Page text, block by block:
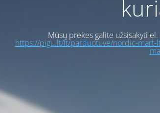
Mūsų prekes galite užsisakyti el.
https://pigu.lt/lt/parduotuve/nordic-mart-